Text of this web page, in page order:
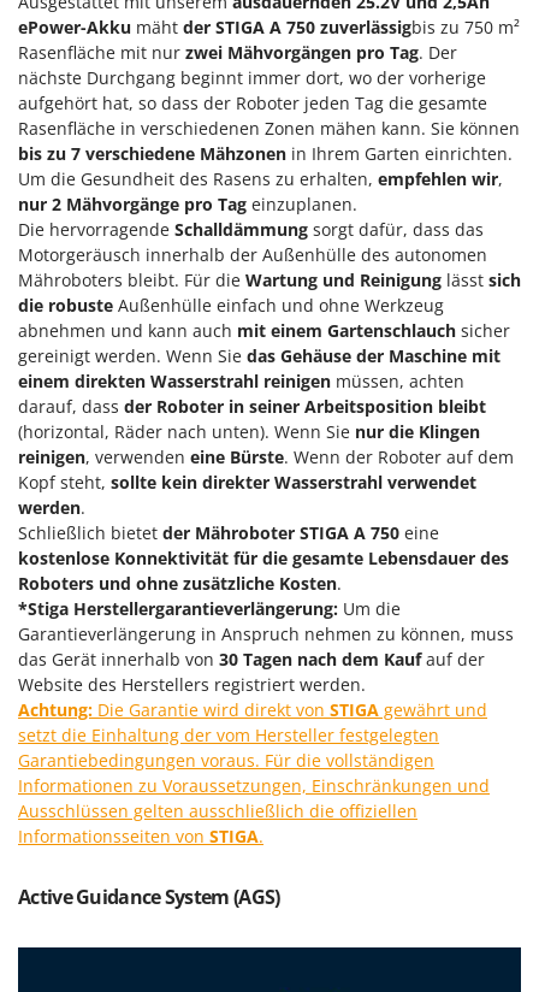
Mehrzweck-Sauggeräte
Minibacköfen
Motorhacken - Gartenfräsen
Motorspritzen
Mulcher für Traktor
N
Notstromaggregat
Nudelmaschinen
O
Obstmühlen Obsthäcksler Obstmuser
Obstpressen
Olivenernter und Schüttler
P
Palettengabeln für Traktoren
Pelletpressen
Pflüge für Traktor
Planierschilder für Traktoren
Plasmaschneider
Poolroboter
Pools
Poolstaubsauger
R
Rasenmäher
Rasensodenschneider
Rasentraktoren Aufsitzmäher
FBC
Ferrari Group
Ferroni
Ferrua
FIAC
FIEM
Fimar
FINI
Fiorentini
Fiskars
Flymo
Fontana Forni
Forest Master
Francini
G
G3 Ferrari
Gardena
Garofalo
GeoTech
GeoTech Pro
Gierre
Ginko - MGM
Gipeco
Goodyear
GRAEF
ePower-Akku mäht der STIGA A 750 zuverlässigbis zu 750 m²
Rasenfläche mit nur zwei Mähvorgängen pro Tag. Der
nächste Durchgang beginnt immer dort, wo der vorherige
aufgehört hat, so dass der Roboter jeden Tag die gesamte
Rasenfläche in verschiedenen Zonen mähen kann. Sie können
bis zu 7 verschiedene Mähzonen in Ihrem Garten einrichten.
Um die Gesundheit des Rasens zu erhalten, empfehlen wir,
nur 2 Mähvorgänge pro Tag einzuplanen.
Die hervorragende Schalldämmung sorgt dafür, dass das
Motorgeräusch innerhalb der Außenhülle des autonomen
Mähroboters bleibt. Für die Wartung und Reinigung lässt sich
die robuste Außenhülle einfach und ohne Werkzeug
abnehmen und kann auch mit einem Gartenschlauch sicher
gereinigt werden. Wenn Sie das Gehäuse der Maschine mit
einem direkten Wasserstrahl reinigen müssen, achten
darauf, dass der Roboter in seiner Arbeitsposition bleibt
(horizontal, Räder nach unten). Wenn Sie nur die Klingen
reinigen, verwenden eine Bürste. Wenn der Roboter auf dem
Kopf steht, sollte kein direkter Wasserstrahl verwendet
werden.
Schließlich bietet der Mähroboter STIGA A 750 eine
kostenlose Konnektivität für die gesamte Lebensdauer des
Roboters und ohne zusätzliche Kosten.
*Stiga Herstellergarantieverlängerung: Um die
Garantieverlängerung in Anspruch nehmen zu können, muss
das Gerät innerhalb von 30 Tagen nach dem Kaufauf der
Website des Herstellers registriert werden.
Achtung: Die Garantie wird direkt von STIGA gewährt und
setzt die Einhaltung der vom Hersteller festgelegten
Garantiebedingungen voraus. Für die vollständigen
Informationen zu Voraussetzungen, Einschränkungen und
Ausschlüssen gelten ausschließlich die offiziellen
Informationsseiten von STIGA.
Active Guidance System (AGS)